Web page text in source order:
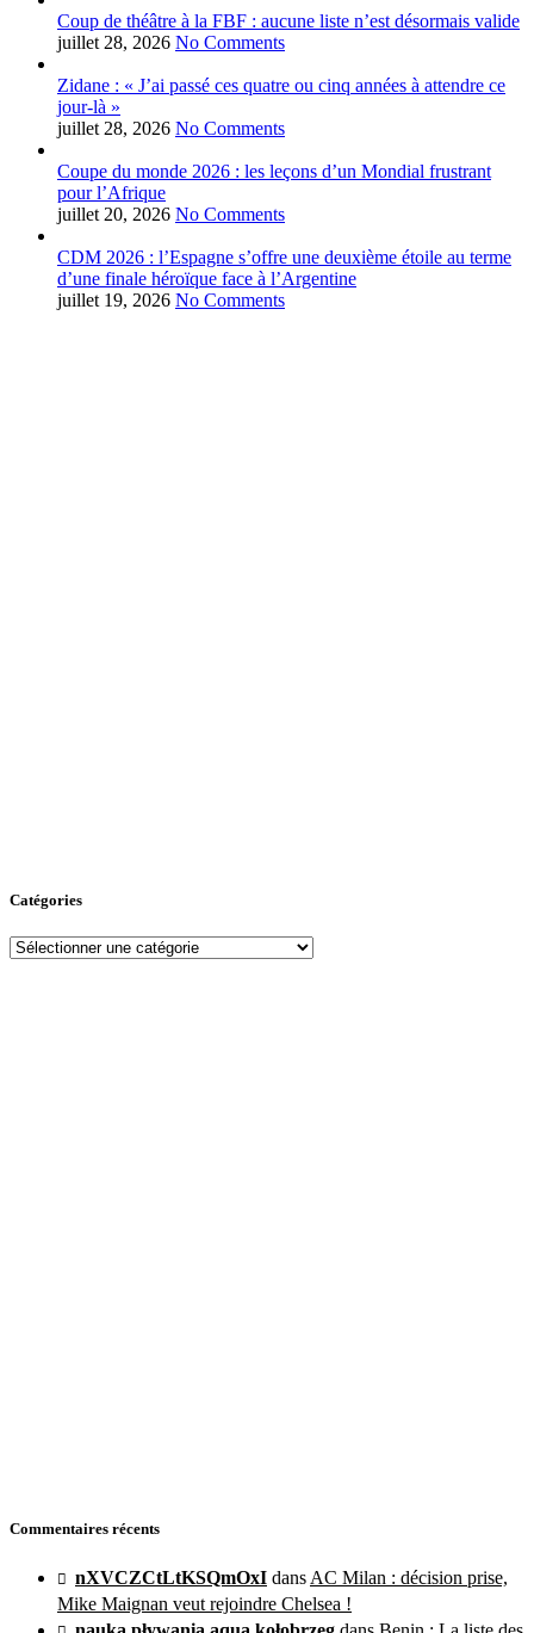
Coup de théâtre à la FBF : aucune liste n’est désormais valide
juillet 28, 2026 No Comments
Zidane : « J’ai passé ces quatre ou cinq années à attendre ce
jour-là »
juillet 28, 2026 No Comments
Coupe du monde 2026 : les leçons d’un Mondial frustrant
pour l’Afrique
juillet 20, 2026 No Comments
CDM 2026 : l’Espagne s’offre une deuxième étoile au terme
d’une finale héroïque face à l’Argentine
juillet 19, 2026 No Comments
Catégories
Commentaires récents
nXVCZCtLtKSQmOxI dans AC Milan : décision prise,
Mike Maignan veut rejoindre Chelsea !